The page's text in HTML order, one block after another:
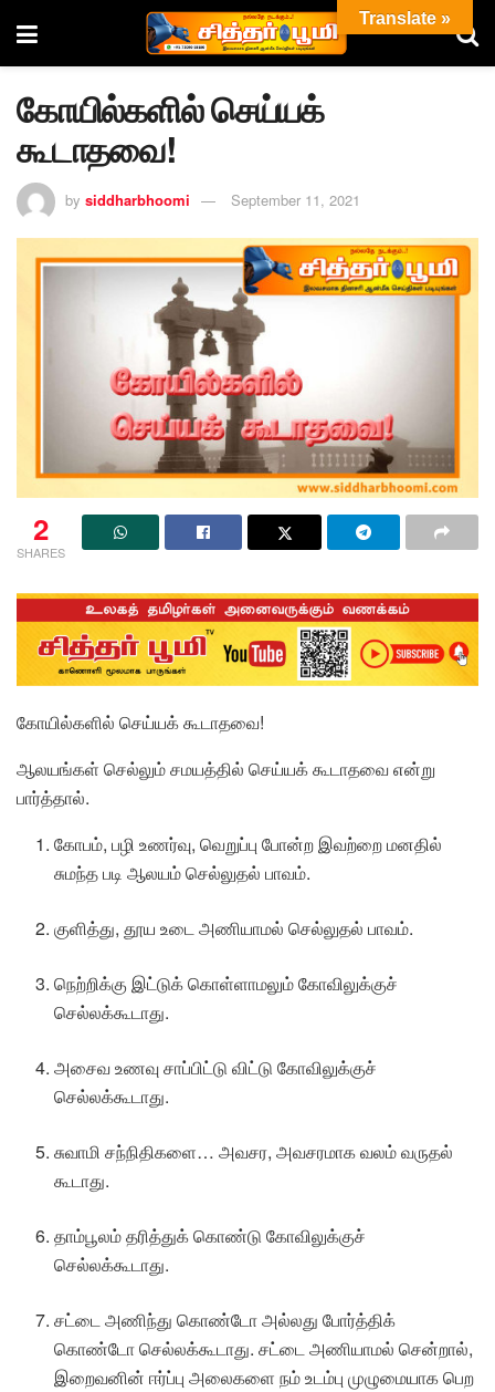
கோயில்களில் செய்யக்
கூடாதவை!
by siddharbhoomi September 11, 2021
2
SHARES
கோயில்களில் செய்யக் கூடாதவை!
ஆலயங்கள் செல்லும் சமயத்தில் செய்யக் கூடாதவை என்று
பார்த்தால்.
கோபம், பழி உணர்வு, வெறுப்பு போன்ற இவற்றை மனதில்
சுமந்த படி ஆலயம் செல்லுதல் பாவம்.
குளித்து, தூய உடை அணியாமல் செல்லுதல் பாவம்.
நெற்றிக்கு இட்டுக் கொள்ளாமலும் கோவிலுக்குச்
செல்லக்கூடாது.
அசைவ உணவு சாப்பிட்டு விட்டு கோவிலுக்குச்
செல்லக்கூடாது.
சுவாமி சந்நிதிகளை… அவசர, அவசரமாக வலம் வருதல்
கூடாது.
தாம்பூலம் தரித்துக் கொண்டு கோவிலுக்குச்
செல்லக்கூடாது.
சட்டை அணிந்து கொண்டோ அல்லது போர்த்திக்
கொண்டோ செல்லக்கூடாது. சட்டை அணியாமல் சென்றால்,
இறைவனின் ஈர்ப்பு அலைகளை நம் உடம்பு முழுமையாக பெற
Translate »